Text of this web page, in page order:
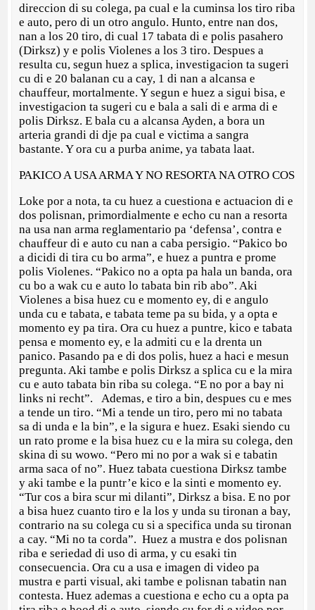
direccion di su colega, pa cual e la cuminsa los tiro riba
e auto, pero di un otro angulo. Hunto, entre nan dos,
nan a los 20 tiro, di cual 17 tabata di e polis pasahero
(Dirksz) y e polis Violenes a los 3 tiro. Despues a
resulta cu, segun huez a splica, investigacion ta sugeri
cu di e 20 balanan cu a cay, 1 di nan a alcansa e
chauffeur, mortalmente. Y segun e huez a sigui bisa, e
investigacion ta sugeri cu e bala a sali di e arma di e
polis Dirksz. E bala cu a alcansa Ayden, a bora un
arteria grandi di dje pa cual e victima a sangra
bastante. Y ora cu a purba anime, ya tabata laat.
PAKICO A USA ARMA Y NO RESORTA NA OTRO COS
Loke por a nota, ta cu huez a cuestiona e actuacion di e
dos polisnan, primordialmente e echo cu nan a resorta
na usa nan arma reglamentario pa ‘defensa’, contra e
chauffeur di e auto cu nan a caba persigio. “Pakico bo
a dicidi di tira cu bo arma”, e huez a puntra e prome
polis Violenes. “Pakico no a opta pa hala un banda, ora
cu bo a wak cu e auto lo tabata bin rib abo”. Aki
Violenes a bisa huez cu e momento ey, di e angulo
unda cu e tabata, e tabata teme pa su bida, y a opta e
momento ey pa tira. Ora cu huez a puntre, kico e tabata
pensa e momento ey, e la admiti cu e la drenta un
panico. Pasando pa e di dos polis, huez a haci e mesun
pregunta. Aki tambe e polis Dirksz a splica cu e la mira
cu e auto tabata bin riba su colega. “E no por a bay ni
links ni recht”. Ademas, e tiro a bin, despues cu e mes
a tende un tiro. “Mi a tende un tiro, pero mi no tabata
sa di unda e la bin”, e la sigura e huez. Esaki siendo cu
un rato prome e la bisa huez cu e la mira su colega, den
skina di su wowo. “Pero mi no por a wak si e tabatin
arma saca of no”. Huez tabata cuestiona Dirksz tambe
y aki tambe e la puntr’e kico e la sinti e momento ey.
“Tur cos a bira scur mi dilanti”, Dirksz a bisa. E no por
a bisa huez cuanto tiro e la los y unda su tironan a bay,
contrario na su colega cu si a specifica unda su tironan
a cay. “Mi no ta corda”. Huez a mustra e dos polisnan
riba e seriedad di uso di arma, y cu esaki tin
consecuencia. Ora cu a usa e imagen di video pa
mustra e parti visual, aki tambe e polisnan tabatin nan
contesta. Huez ademas a cuestiona e echo cu a opta pa